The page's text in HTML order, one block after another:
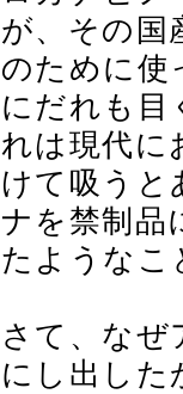
が、その国
のために使
にだれも目
れは現代に
けて吸うと
ナを禁制品
たようなこ
さて、なぜ
にし出した